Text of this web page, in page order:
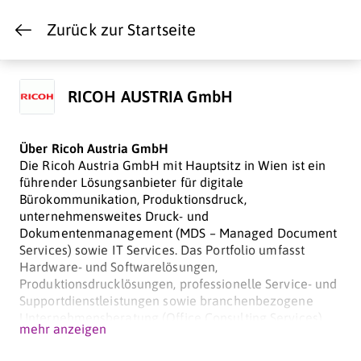
Zurück zur Startseite
RICOH AUSTRIA GmbH
Über Ricoh Austria GmbH
Die Ricoh Austria GmbH mit Hauptsitz in Wien ist ein
führender Lösungsanbieter für digitale
Bürokommunikation, Produktionsdruck,
unternehmensweites Druck- und
Dokumentenmanagement (MDS – Managed Document
Services) sowie IT Services. Das Portfolio umfasst
Hardware- und Softwarelösungen,
Produktionsdrucklösungen, professionelle Service- und
Supportdienstleistungen sowie branchenbezogene
mit dem Ziel der Kosten- und Prozessoptimierung.
mehr anzeigen